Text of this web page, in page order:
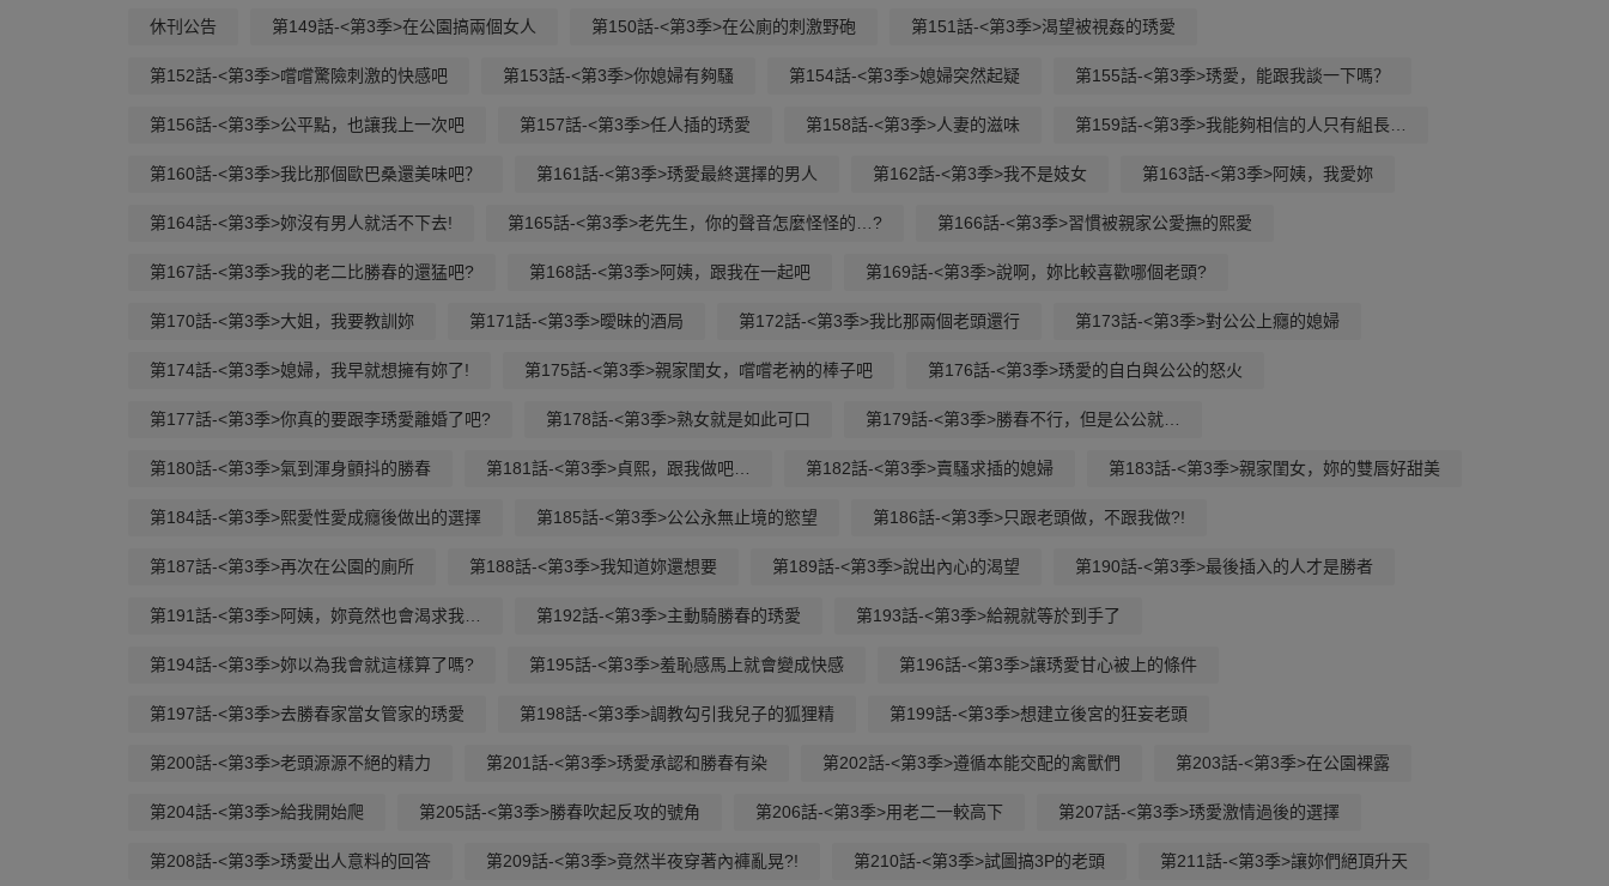
休刊公告 第149話-<第3季>在公園搞兩個女人 第150話-<第3季>在公廁的刺激野砲 第151話-<第3季>渴望被視姦的琇愛
第152話-<第3季>嚐嚐驚險刺激的快感吧 第153話-<第3季>你媳婦有夠騷 第154話-<第3季>媳婦突然起疑 第155話-<第3季>琇愛，能跟我談一下嗎？
第156話-<第3季>公平點，也讓我上一次吧 第157話-<第3季>任人插的琇愛 第158話-<第3季>人妻的滋味 第159話-<第3季>我能夠相信的人只有組長…
第160話-<第3季>我比那個歐巴桑還美味吧？ 第161話-<第3季>琇愛最終選擇的男人 第162話-<第3季>我不是妓女 第163話-<第3季>阿姨，我愛妳
第164話-<第3季>妳沒有男人就活不下去! 第165話-<第3季>老先生，你的聲音怎麼怪怪的…? 第166話-<第3季>習慣被親家公愛撫的熙愛
第167話-<第3季>我的老二比勝春的還猛吧? 第168話-<第3季>阿姨，跟我在一起吧 第169話-<第3季>說啊，妳比較喜歡哪個老頭?
第170話-<第3季>大姐，我要教訓妳 第171話-<第3季>曖昧的酒局 第172話-<第3季>我比那兩個老頭還行 第173話-<第3季>對公公上癮的媳婦
第174話-<第3季>媳婦，我早就想擁有妳了! 第175話-<第3季>親家閨女，嚐嚐老衲的棒子吧 第176話-<第3季>琇愛的自白與公公的怒火
第177話-<第3季>你真的要跟李琇愛離婚了吧? 第178話-<第3季>熟女就是如此可口 第179話-<第3季>勝春不行，但是公公就…
第180話-<第3季>氣到渾身顫抖的勝春 第181話-<第3季>貞熙，跟我做吧… 第182話-<第3季>賣騷求插的媳婦 第183話-<第3季>親家閨女，妳的雙唇好甜美
第184話-<第3季>熙愛性愛成癮後做出的選擇 第185話-<第3季>公公永無止境的慾望 第186話-<第3季>只跟老頭做，不跟我做?!
第187話-<第3季>再次在公園的廁所 第188話-<第3季>我知道妳還想要 第189話-<第3季>說出內心的渴望 第190話-<第3季>最後插入的人才是勝者
第191話-<第3季>阿姨，妳竟然也會渴求我… 第192話-<第3季>主動騎勝春的琇愛 第193話-<第3季>給親就等於到手了
第194話-<第3季>妳以為我會就這樣算了嗎? 第195話-<第3季>羞恥感馬上就會變成快感 第196話-<第3季>讓琇愛甘心被上的條件
第197話-<第3季>去勝春家當女管家的琇愛 第198話-<第3季>調教勾引我兒子的狐狸精 第199話-<第3季>想建立後宮的狂妄老頭
第200話-<第3季>老頭源源不絕的精力 第201話-<第3季>琇愛承認和勝春有染 第202話-<第3季>遵循本能交配的禽獸們 第203話-<第3季>在公園裸露
第204話-<第3季>給我開始爬 第205話-<第3季>勝春吹起反攻的號角 第206話-<第3季>用老二一較高下 第207話-<第3季>琇愛激情過後的選擇
第208話-<第3季>琇愛出人意料的回答 第209話-<第3季>竟然半夜穿著內褲亂晃?! 第210話-<第3季>試圖搞3P的老頭 第211話-<第3季>讓妳們絕頂升天